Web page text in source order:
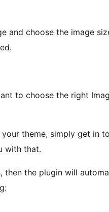
and choose the image
to choose the right
theme, simply get in
with that.
then the plugin will